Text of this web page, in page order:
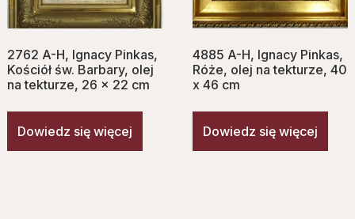
2762 A-H, Ignacy Pinkas,
Kościół św. Barbary, olej
na tekturze, 26 x 22 cm
Dowiedz się więcej
4885 A-H, Ignacy Pinkas,
Róże, olej na tekturze, 40
x 46 cm
Dowiedz się więcej